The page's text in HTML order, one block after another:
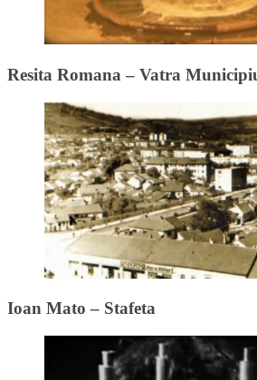
Resita Romana – Vatra
Ioan Mato – Stafeta